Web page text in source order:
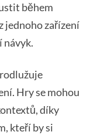
během
jednoho zařízení
návyk.
Hry se mohou
díky
kteří by si